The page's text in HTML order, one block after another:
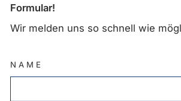
Formular!
Wir melden uns so schnell wie
NAME